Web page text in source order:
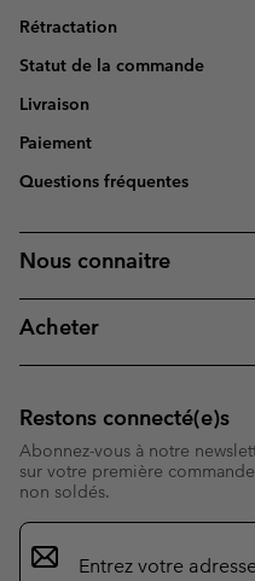
Rétractation
Statut de la commande
Livraison
Paiement
Questions fréquentes
Nous connaitre
Acheter
Restons connecté(e)s
Abonnez-vous à notre
sur votre première
non soldés.
Inscription
par